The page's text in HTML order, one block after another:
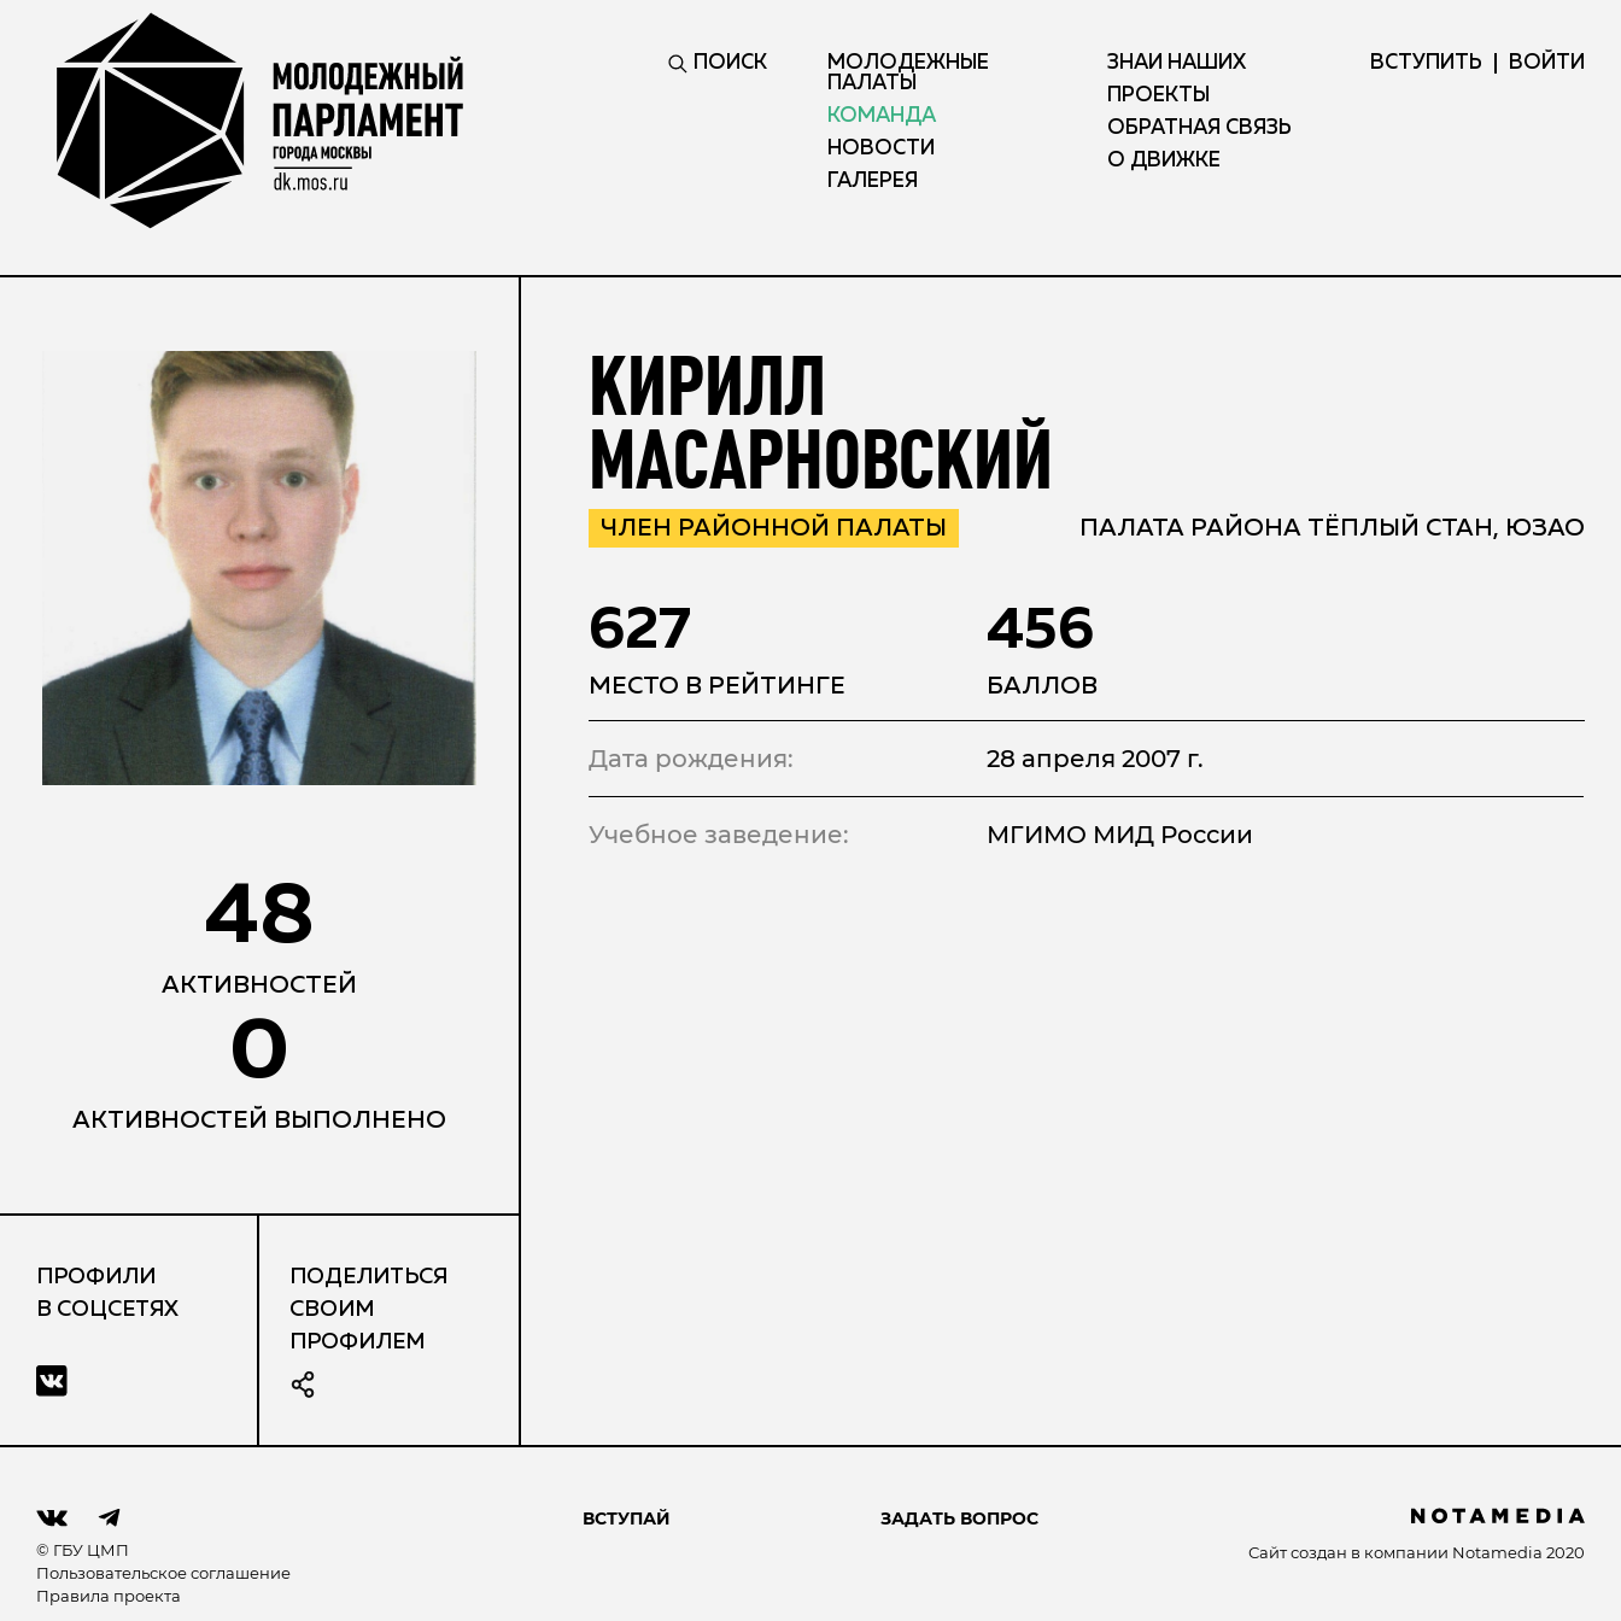
ПОИСК
МОЛОДЕЖНЫЕ
ПАЛАТЫ
КОМАНДА
НОВОСТИ
ГАЛЕРЕЯ
ЗНАЙ НАШИХ
ПРОЕКТЫ
ОБРАТНАЯ СВЯЗЬ
О ДВИЖКЕ
ВСТУПИТЬ ВОЙТИ
48
АКТИВНОСТЕЙ
0
АКТИВНОСТЕЙ ВЫПОЛНЕНО
КИРИЛЛ
МАСАРНОВСКИЙ
ЧЛЕН РАЙОННОЙ ПАЛАТЫ ПАЛАТА РАЙОНА ТЁПЛЫЙ СТАН, ЮЗАО
627
МЕСТО В РЕЙТИНГЕ
456
БАЛЛОВ
Дата рождения: 28 апреля 2007 г.
Учебное заведение: МГИМО МИД России
ПРОФИЛИ
В СОЦСЕТЯХ
ПОДЕЛИТЬСЯ
СВОИМ
ПРОФИЛЕМ
© ГБУ ЦМП
Пользовательское соглашение
Правила проекта
ВСТУПАЙ ЗАДАТЬ ВОПРОС
Сайт создан в компании Notamedia 2020